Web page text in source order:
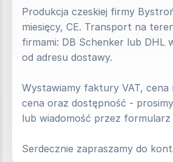
Produkcja czeskiej firmy
miesięcy, CE. Transport na
firmami: DB Schenker lub DHL
od adresu dostawy.
Wystawiamy faktury VAT,
cena oraz dostępność -
lub wiadomość przez
Serdecznie zapraszamy do